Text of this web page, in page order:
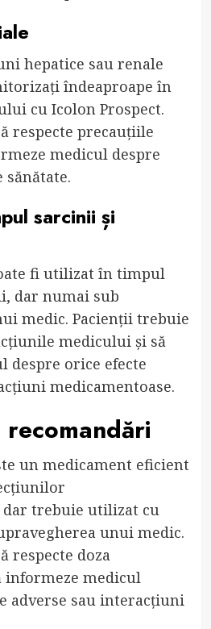
hepatice sau renale
îndeaproape în
cu Icolon Prospect.
respecte precauțiile
medicul despre
sănătate.
sarcinii și
fi utilizat în timpul
dar numai sub
medic. Pacienții trebuie
medicului și să
despre orice efecte
medicamentoase.
un medicament eficient
trebuie utilizat cu
unui medic.
respecte doza
informeze medicul
adverse sau interacțiuni